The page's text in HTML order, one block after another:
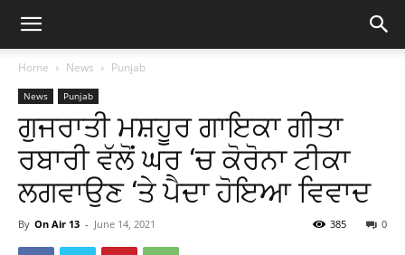
Home News Punjab
News Punjab
ਗੁਜਰਾਤੀ ਮਸ਼ਹੂਰ ਗਾਇਕਾ ਗੀਤਾ
ਰਬਾਰੀ ਵੱਲੋਂ ਘਰ ‘ਚ ਕੋਰੋਨਾ ਟੀਕਾ
ਲਗਵਾਉਣ ‘ਤੇ ਪੈਦਾ ਹੋਇਆ ਵਿਵਾਦ
By On Air 13 - June 14, 2021 0
385